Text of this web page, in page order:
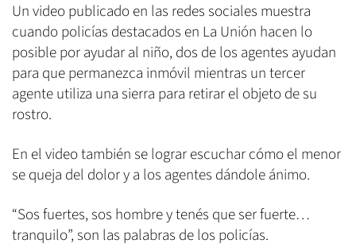
Un video publicado en las redes sociales muestra
cuando policías destacados en La Unión hacen lo
posible por ayudar al niño, dos de los agentes ayudan
para que permanezca inmóvil mientras un tercer
agente utiliza una sierra para retirar el objeto de su
rostro.
En el video también se lograr escuchar cómo el menor
se queja del dolor y a los agentes dándole ánimo.
“Sos fuertes, sos hombre y tenés que ser fuerte…
tranquilo”, son las palabras de los policías.